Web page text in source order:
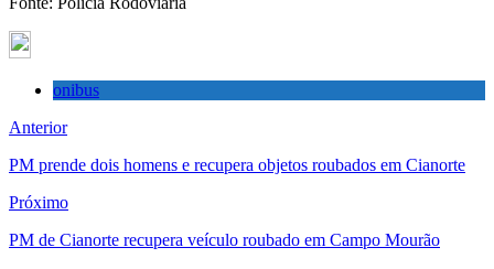
onibus
Anterior
PM prende dois homens e recupera objetos roubados em Cianorte
Próximo
PM de Cianorte recupera veículo roubado em Campo Mourão